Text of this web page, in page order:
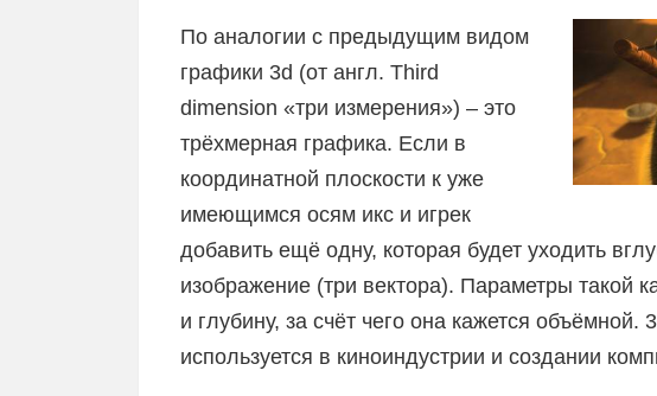
По аналогии с предыдущим видом
графики 3d (от англ. Third
dimension «три измерения») – это
трёхмерная графика. Если в
координатной плоскости к уже
имеющимся осям икс и игрек
добавить ещё одну, которая будет уходить
изображение (три вектора). Параметры такой
и глубину, за счёт чего она кажется объёмной.
используется в киноиндустрии и создании